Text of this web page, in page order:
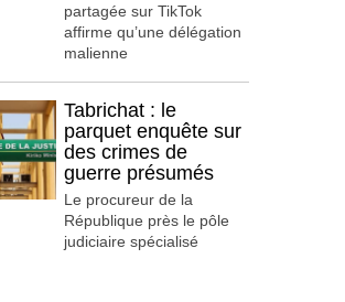
partagée sur TikTok
affirme qu’une délégation
malienne
Tabrichat : le
parquet enquête sur
des crimes de
guerre présumés
Le procureur de la
République près le pôle
judiciaire spécialisé